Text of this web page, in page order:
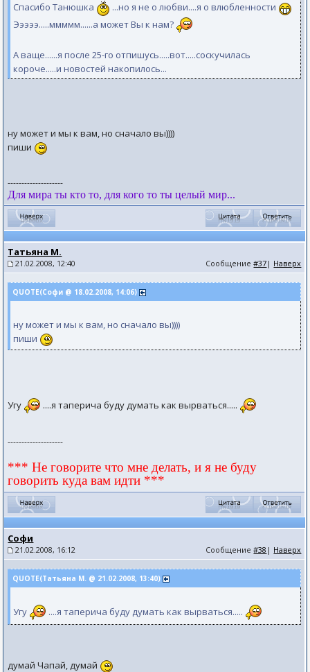
Спасибо Танюшка
...но я не о любви....я о влюбленности
Эээээ.....ммммм......а может Вы к нам?
А ваще......я после 25-го отпишусь.....вот.....соскучилась
короче.....и новостей накопилось...
ну может и мы к вам, но сначало вы))))
пиши
--------------------
Для мира ты кто то, для кого то ты целый мир...
Татьяна М.
21.02.2008, 12:40 Сообщение#37 | Наверх
QUOTE(Софи @ 18.02.2008, 14:06)
ну может и мы к вам, но сначало вы))))
пиши
Угу ....я таперича буду думать как вырваться.....
--------------------
*** Не говорите что мне делать, и я не буду
говорить куда вам идти ***
Софи
21.02.2008, 16:12 Сообщение#38 | Наверх
QUOTE(Татьяна М. @ 21.02.2008, 13:40)
Угу ....я таперича буду думать как вырваться.....
думай Чапай, думай